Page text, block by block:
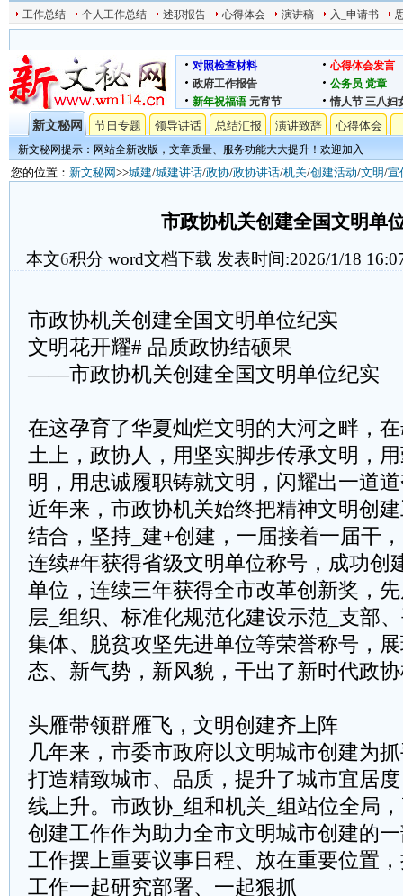
工作总结 个人工作总结 述职报告 心得体会 演讲稿 入_申请书
对照检查材料
心得体会发言
政府工作报告
公务员 党章
新年祝福语 元宵节 情人节 三八妇
新文秘网 节日专题 领导讲话 总结汇报 演讲致辞 心得体会
新文秘网提示：网站全新改版，文章质量、服务功能大大提升！欢迎加入
您的位置： 新文秘网>>城建/城建讲话/政协/政协讲话/机关/创建活动/文明/宣
市政协机关创建全国文明单
本文6积分 word文档下载 发表时间:2026/1/18
市政协机关创建全国文明单位纪实
文明花开耀# 品质政协结硕果
——市政协机关创建全国文明单位纪实
在这孕育了华夏灿烂文明的大河之畔，
土上，政协人，用坚实脚步传承文明，
明，用忠诚履职铸就文明，闪耀出一道
近年来，市政协机关始终把精神文明创
结合，坚持_建+创建，一届接着一届干
连续#年获得省级文明单位称号，成功创
单位，连续三年获得全市改革创新奖，
层_组织、标准化规范化建设示范_支部
集体、脱贫攻坚先进单位等荣誉称号，
态、新气势，新风貌，干出了新时代政
头雁带领群雁飞，文明创建齐上阵
几年来，市委市政府以文明城市创建为
打造精致城市、品质，提升了城市宜居
线上升。市政协_组和机关_组站位全局
创建工作作为助力全市文明城市创建的
工作摆上重要议事日程、放在重要位置
工作一起研究部署、一起狠抓